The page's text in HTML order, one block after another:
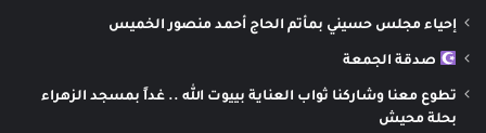
إحياء مجلس حسيني بمأتم الحاج أحمد منصور الخميس
صدقة الجمعة
تطوع معنا وشاركنا ثواب العناية بييوت الله .. غداً بمسجد الزهراء
بحلة محيش